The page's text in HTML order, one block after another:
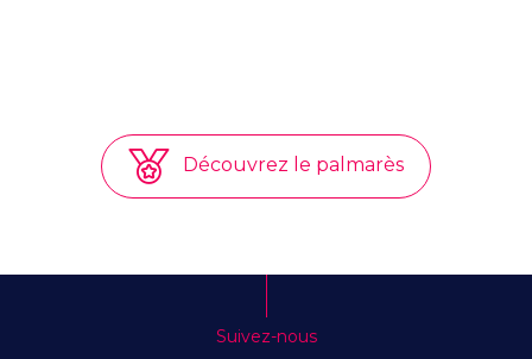
Découvrez le palmarès
Suivez-nous